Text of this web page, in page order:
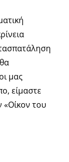
μας
είμαστε
«Οίκον του